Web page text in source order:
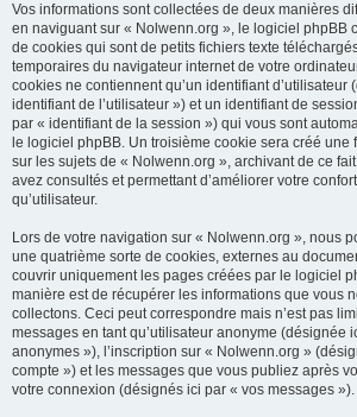
Vos informations sont collectées de deux manières
en naviguant sur « Nolwenn.org », le logiciel phpBB
de cookies qui sont de petits fichiers texte
temporaires du navigateur internet de votre
cookies ne contiennent qu’un identifiant d’utilisateur
identifiant de l’utilisateur ») et un identifiant de
par « identifiant de la session ») qui vous sont
le logiciel phpBB. Un troisième cookie sera créé
sur les sujets de « Nolwenn.org », archivant de ce
avez consultés et permettant d’améliorer votre
qu’utilisateur.
Lors de votre navigation sur « Nolwenn.org », nous
une quatrième sorte de cookies, externes au
couvrir uniquement les pages créées par le logiciel
manière est de récupérer les informations que vous
collectons. Ceci peut correspondre mais n’est pas
messages en tant qu’utilisateur anonyme (désignée
anonymes »), l’inscription sur « Nolwenn.org »
compte ») et les messages que vous publiez après
votre connexion (désignés ici par « vos messages »).